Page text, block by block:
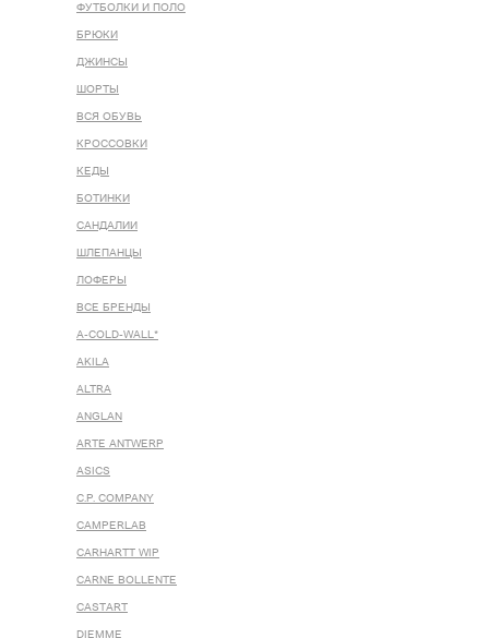
ФУТБОЛКИ И ПОЛО
БРЮКИ
ДЖИНСЫ
ШОРТЫ
ВСЯ ОБУВЬ
КРОССОВКИ
КЕДЫ
БОТИНКИ
САНДАЛИИ
ШЛЕПАНЦЫ
ЛОФЕРЫ
ВСЕ БРЕНДЫ
A-COLD-WALL*
AKILA
ALTRA
ANGLAN
ARTE ANTWERP
ASICS
C.P. COMPANY
CAMPERLAB
CARHARTT WIP
CARNE BOLLENTE
CASTART
DIEMME